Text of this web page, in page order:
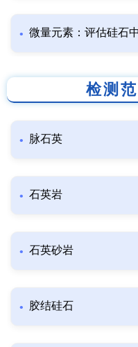
微量元素：评估硅石
检测
脉石英
石英岩
石英砂岩
胶结硅石